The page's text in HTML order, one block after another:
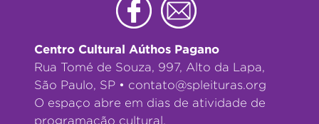
Centro Cultural Aúthos Pagano
Rua Tomé de Souza, 997, Alto da Lapa,
São Paulo, SP • contato@spleituras.org
O espaço abre em dias de atividade de
programação cultural.